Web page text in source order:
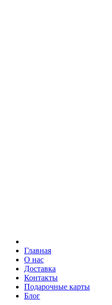
Главная
О нас
Доставка
Контакты
Подарочные карты
Блог